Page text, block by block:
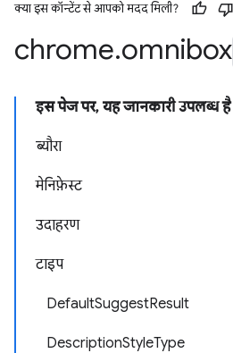
क्या इस कॉन्टेंट से आपको मदद मिली?
chrome.omnibox
इस पेज पर, यह जानकारी उपलब्ध है
ब्यौरा
मेनिफ़ेस्ट
उदाहरण
टाइप
DefaultSuggestResult
DescriptionStyleType